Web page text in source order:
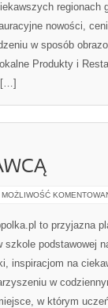
regionach
nowości,
w sposób
Produkty i
[…]
MOŻLIWOŚĆ
to przyjazna
szkole podstawowej
inspiracjom na
w
w którym